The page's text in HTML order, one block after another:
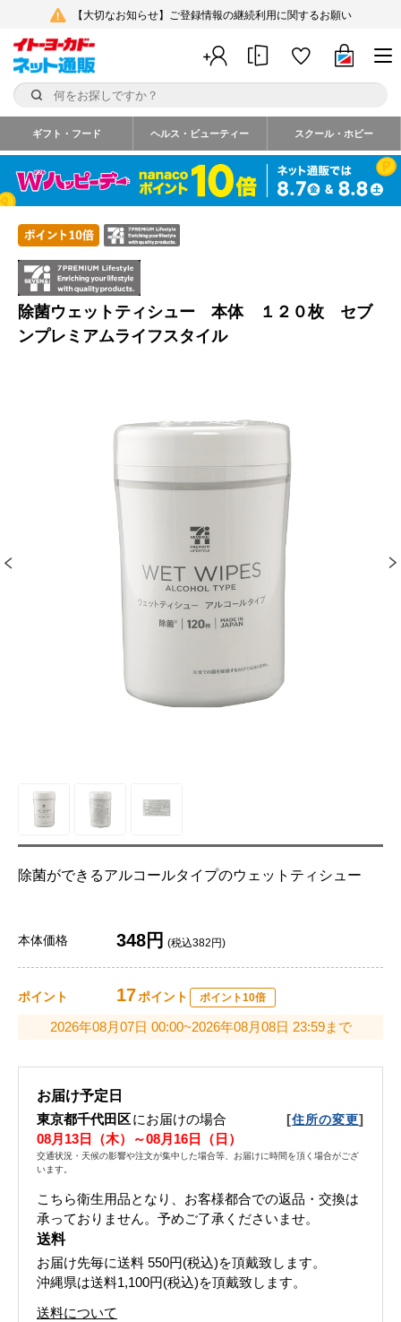
【大切なお知らせ】ご登録情報の継続利用に関するお願い
ギフト・フード ヘルス・ビューティー スクール・ホビー
除菌ウェットティシュー 本体 １２０枚 セブ
ンプレミアムライフスタイル
除菌ができるアルコールタイプのウェットティシュー
本体価格 348円 (税込382円)
ポイント 17ポイント ポイント10倍
2026年08月07日 00:00~2026年08月08日 23:59まで
お届け予定日
東京都千代田区にお届けの場合 [住所の変更]
08月13日（木）～08月16日（日）
交通状況・天候の影響や注文が集中した場合等、お届けに時間を頂く場合がござ
います。
こちら衛生用品となり、お客様都合での返品・交換は
承っておりません。予めご了承くださいませ。
送料
お届け先毎に送料 550円(税込)を頂戴致します。
沖縄県は送料1,100円(税込)を頂戴致します。
送料について